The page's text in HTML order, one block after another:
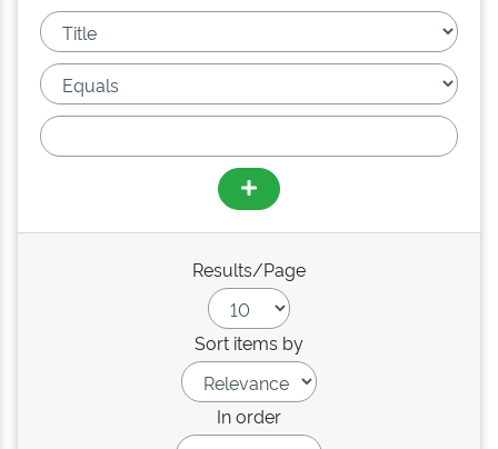
Results/Page
Sort items by
In order